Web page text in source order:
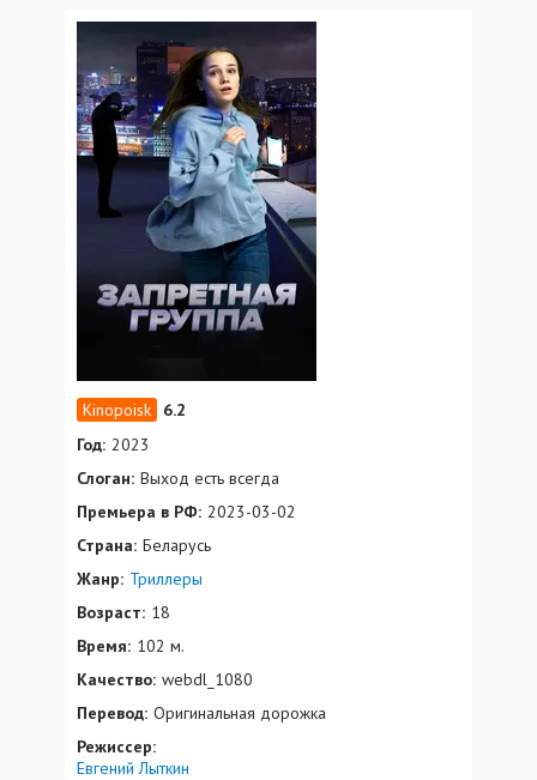
6.2
Год: 2023
Слоган: Выход есть всегда
Премьера в РФ: 2023-03-02
Страна: Беларусь
Жанр: Триллеры
Возраст: 18
Время: 102 м.
Качество: webdl_1080
Перевод: Оригинальная дорожка
Режиссер:
Евгений Лыткин